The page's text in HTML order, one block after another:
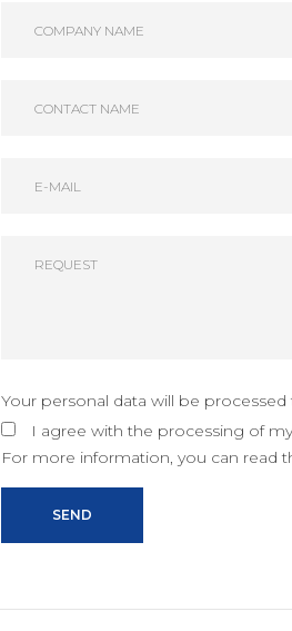
Your personal data will be
I agree with the processing of
For more information, you can read
SEND